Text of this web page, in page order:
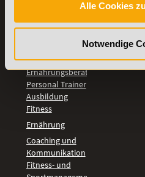
Alle Cookies
Notwendige
BILDUNGSBEREICHE
Fernlehrgang
Ernährungsberater
Personal Trainer
Ausbildung
Fitness
Ernährung
Coaching und
Kommunikation
Fitness- und